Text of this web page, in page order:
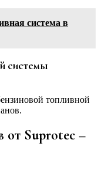
система в
системы
топливной
Suprotec –